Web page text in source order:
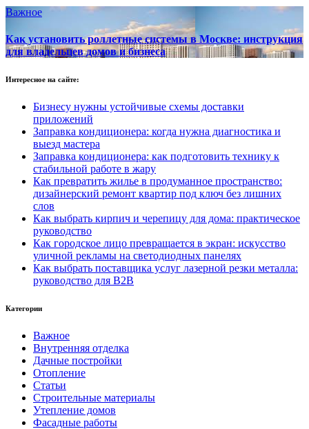
Важное
Как установить роллетные системы в Москве: инструкция
для владельцев домов и бизнеса
Интересное на сайте:
Бизнесу нужны устойчивые схемы доставки
приложений
Заправка кондиционера: когда нужна диагностика и
выезд мастера
Заправка кондиционера: как подготовить технику к
стабильной работе в жару
Как превратить жилье в продуманное пространство:
дизайнерский ремонт квартир под ключ без лишних
слов
Как выбрать кирпич и черепицу для дома: практическое
руководство
Как городское лицо превращается в экран: искусство
уличной рекламы на светодиодных панелях
Как выбрать поставщика услуг лазерной резки металла:
руководство для B2B
Категории
Важное
Внутренняя отделка
Дачные постройки
Отопление
Статьи
Строительные материалы
Утепление домов
Фасадные работы